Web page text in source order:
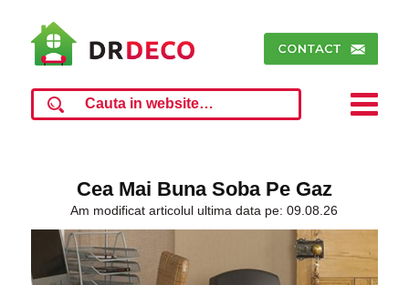
Cea Mai Buna Soba Pe Gaz
Am modificat articolul ultima data pe: 09.08.26